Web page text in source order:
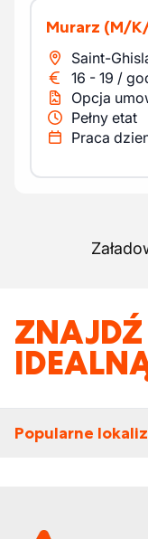
Murarz (M/
Saint-
16 - 19 /
Opcja
Pełny etat
Praca
Popularne